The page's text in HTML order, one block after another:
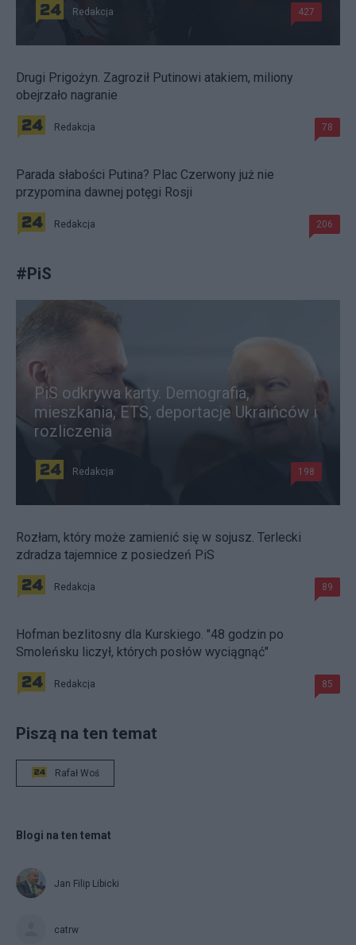
Redakcja 427
Drugi Prigożyn. Zagroził Putinowi atakiem, miliony
obejrzało nagranie
Redakcja 78
Parada słabości Putina? Plac Czerwony już nie
przypomina dawnej potęgi Rosji
Redakcja 206
#PiS
PiS odkrywa karty. Demografia,
mieszkania, ETS, deportacje Ukraińców i
rozliczenia
Redakcja 198
Rozłam, który może zamienić się w sojusz. Terlecki
zdradza tajemnice z posiedzeń PiS
Redakcja 89
Hofman bezlitosny dla Kurskiego. "48 godzin po
Smoleńsku liczył, których posłów wyciągnąć"
Redakcja 85
Piszą na ten temat
Rafał Woś
Blogi na ten temat
Jan Filip Libicki
catrw